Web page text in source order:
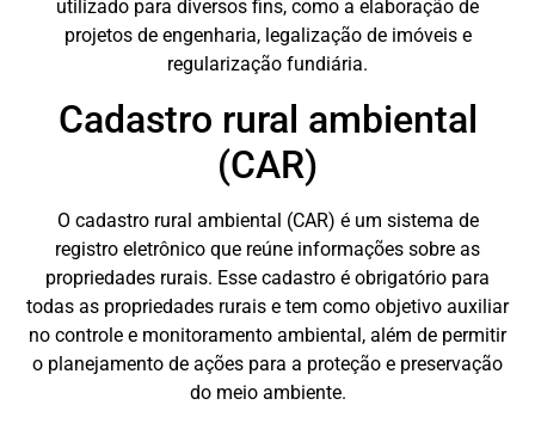
utilizado para diversos fins, como a elaboração de
projetos de engenharia, legalização de imóveis e
regularização fundiária.
Cadastro rural ambiental
(CAR)
O cadastro rural ambiental (CAR) é um sistema de
registro eletrônico que reúne informações sobre as
propriedades rurais. Esse cadastro é obrigatório para
todas as propriedades rurais e tem como objetivo auxiliar
no controle e monitoramento ambiental, além de permitir
o planejamento de ações para a proteção e preservação
do meio ambiente.